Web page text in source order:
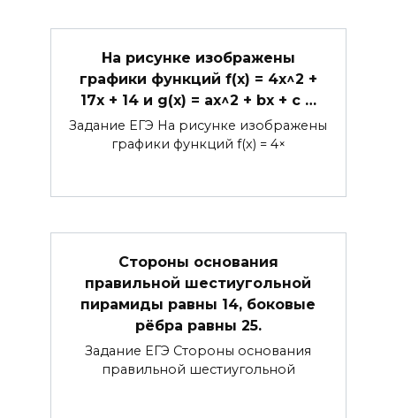
На рисунке изображены
графики функций f(x) = 4x^2 +
17x + 14 и g(x) = ax^2 + bx + c …
Задание ЕГЭ На рисунке изображены
графики функций f(x) = 4×
Стороны основания
правильной шестиугольной
пирамиды равны 14, боковые
рёбра равны 25.
Задание ЕГЭ Стороны основания
правильной шестиугольной